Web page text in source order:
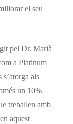
el seu
pel Dr. Marià
a Platinum
als
un 10%
treballen amb
aquest